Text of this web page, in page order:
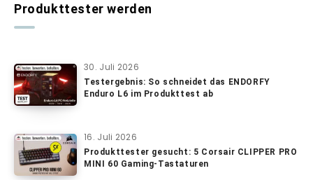
Produkttester werden
30. Juli 2026
Testergebnis: So schneidet das ENDORFY
Enduro L6 im Produkttest ab
16. Juli 2026
Produkttester gesucht: 5 Corsair CLIPPER PRO
MINI 60 Gaming-Tastaturen